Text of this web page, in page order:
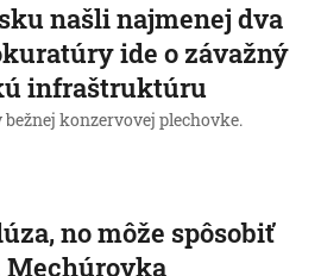
našli najmenej dva
ide o závažný
infraštruktúru
konzervovej plechovke.
no môže spôsobiť
Mechúrovka